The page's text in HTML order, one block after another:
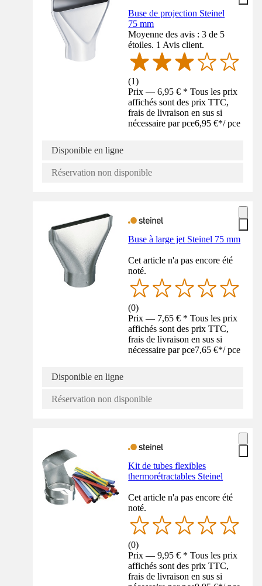
Buse de projection Steinel
75 mm
Moyenne des avis : 3 de 5
étoiles. 1 Avis client.
(1)
Prix — 6,95 € * Tous les prix
affichés sont des prix TTC,
frais de livraison en sus si
nécessaire par pce6,95 €*/ pce
Disponible en ligne
Réservation non disponible
Buse à large jet Steinel 75 mm
Cet article n'a pas encore été
noté.
(0)
Prix — 7,65 € * Tous les prix
affichés sont des prix TTC,
frais de livraison en sus si
nécessaire par pce7,65 €*/ pce
Disponible en ligne
Réservation non disponible
Kit de tubes flexibles
thermorétractables Steinel
Cet article n'a pas encore été
noté.
(0)
Prix — 9,95 € * Tous les prix
affichés sont des prix TTC,
frais de livraison en sus si